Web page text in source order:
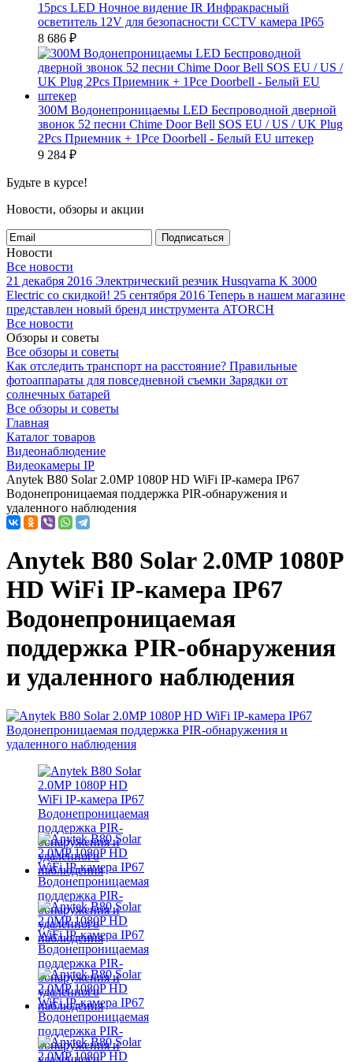
15pcs LED Ночное видение IR Инфракрасный
осветитель 12V для безопасности CCTV камера IP65
8 686 ₽
300M Водонепроницаемы LED Беспроводной дверной
звонок 52 песни Chime Door Bell SOS EU / US / UK Plug
2Pcs Приемник + 1Pce Doorbell - Белый EU штекер
9 284 ₽
Будьте в курсе!
Новости, обзоры и акции
Подписаться
Новости
Все новости
21 декабря 2016 Электрический резчик Husqvarna K 3000
Electric со скидкой! 25 сентября 2016 Теперь в нашем магазине
представлен новый бренд инструмента ATORCH
Все новости
Обзоры и советы
Все обзоры и советы
Как отследить транспорт на расстояние? Правильные
фотоаппараты для повседневной съемки Зарядки от
солнечных батарей
Все обзоры и советы
Главная
Каталог товаров
Видеонаблюдение
Видеокамеры IP
Anytek B80 Solar 2.0MP 1080P HD WiFi IP-камера IP67
Водонепроницаемая поддержка PIR-обнаружения и
удаленного наблюдения
Anytek B80 Solar 2.0MP 1080P
HD WiFi IP-камера IP67
Водонепроницаемая
поддержка PIR-обнаружения
и удаленного наблюдения